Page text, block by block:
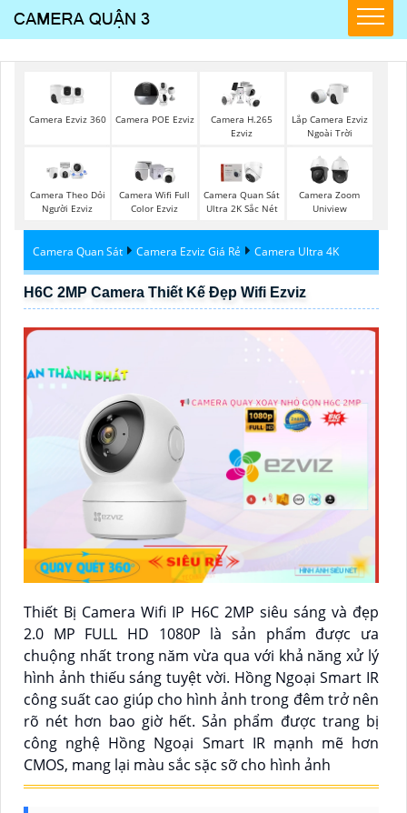
Camera Ezviz 360 Camera POE Ezviz
Camera H.265
Ezviz
Lắp Camera Ezviz
Ngoài Trời
Camera Theo Dỏi
Người Ezviz
Camera Wifi Full
Color Ezviz
Camera Quan Sát
Ultra 2K Sắc Nét
Camera Zoom
Uniview
Camera Quan Sát Camera Ezviz Giá Rẻ Camera Ultra 4K
H6C 2MP Camera Thiết Kế Đẹp Wifi Ezviz
Thiết Bị Camera Wifi IP H6C 2MP siêu sáng và đẹp
2.0 MP FULL HD 1080P là sản phẩm được ưa
chuộng nhất trong năm vừa qua với khả năng xử lý
hình ảnh thiếu sáng tuyệt vời. Hồng Ngoại Smart IR
công suất cao giúp cho hình ảnh trong đêm trở nên
rõ nét hơn bao giờ hết. Sản phẩm được trang bị
công nghệ Hồng Ngoại Smart IR mạnh mẽ hơn
CMOS, mang lại màu sắc sặc sỡ cho hình ảnh